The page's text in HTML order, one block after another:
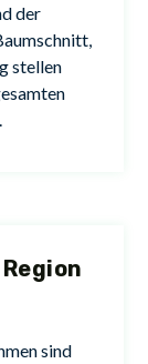
der
stellen
sind